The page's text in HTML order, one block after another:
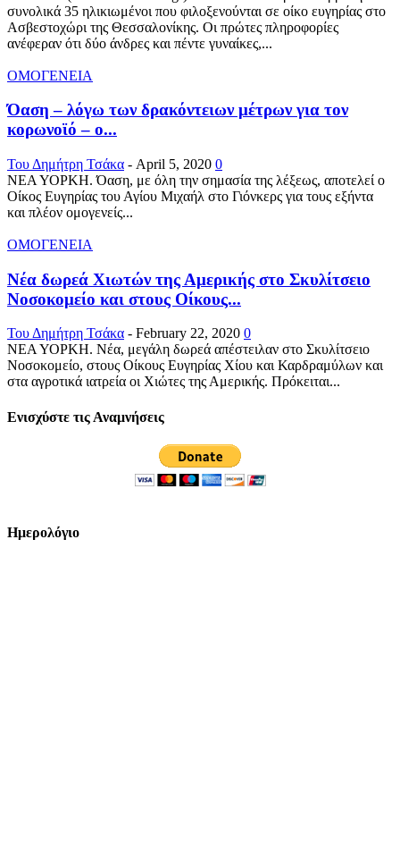
συνολικά 35 ηλικιωμένοι που φιλοξενούνται σε οίκο ευγηρίας στο
Ασβεστοχώρι της Θεσσαλονίκης. Οι πρώτες πληροφορίες
ανέφεραν ότι δύο άνδρες και πέντε γυναίκες,...
ΟΜΟΓΕΝΕΙΑ
Όαση – λόγω των δρακόντειων μέτρων για τον
κορωνοϊό – ο...
Του Δημήτρη Τσάκα - April 5, 2020 0
ΝΕΑ ΥΟΡΚΗ. Όαση, με όλη την σημασία της λέξεως, αποτελεί ο
Οίκος Ευγηρίας του Αγίου Μιχαήλ στο Γιόνκερς για τους εξήντα
και πλέον ομογενείς...
ΟΜΟΓΕΝΕΙΑ
Νέα δωρεά Χιωτών της Αμερικής στο Σκυλίτσειο
Νοσοκομείο και στους Οίκους...
Του Δημήτρη Τσάκα - February 22, 2020 0
ΝΕΑ ΥΟΡΚΗ. Νέα, μεγάλη δωρεά απέστειλαν στο Σκυλίτσειο
Νοσοκομείο, στους Οίκους Ευγηρίας Χίου και Καρδραμύλων και
στα αγροτικά ιατρεία οι Χιώτες της Αμερικής. Πρόκειται...
Ενισχύστε τις Αναμνήσεις
Ημερολόγιο